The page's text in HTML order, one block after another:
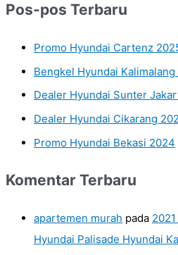
Pos-pos Terbaru
Promo Hyundai Cartenz
Bengkel Hyundai Kalimalang
Dealer Hyundai Sunter
Dealer Hyundai Cikarang
Promo Hyundai Bekasi 2024
Komentar Terbaru
apartemen murah pada
Hyundai Palisade Hyundai